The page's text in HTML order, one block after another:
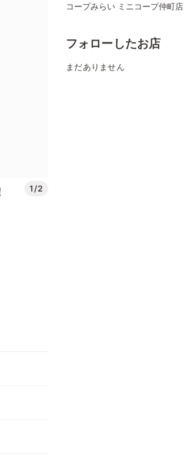
1/2
コープみらい ミニコープ仲町店
フォローしたお店
まだありません